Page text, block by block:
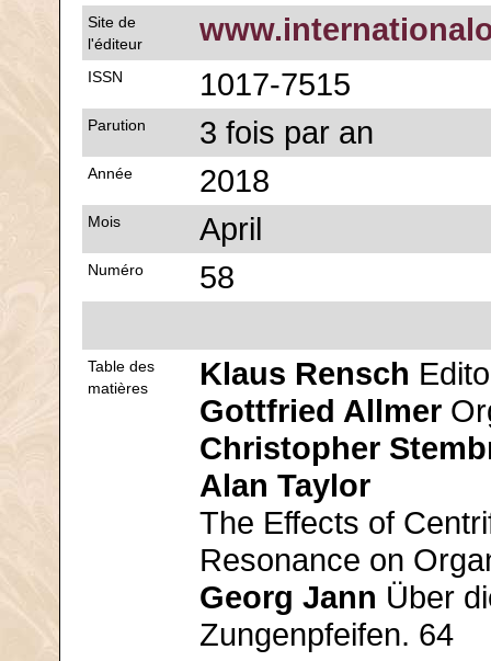
Site de
l'éditeur
ISSN 1017-7515
Parution 3 fois par an
Année 2018
Mois April
Numéro 58
Table des
matières
Klaus Rensch
Gottfried Allmer
Christopher
Alan Taylor
The Effects of
Resonance on
Georg Jann Über
Zungenpfeifen. 64